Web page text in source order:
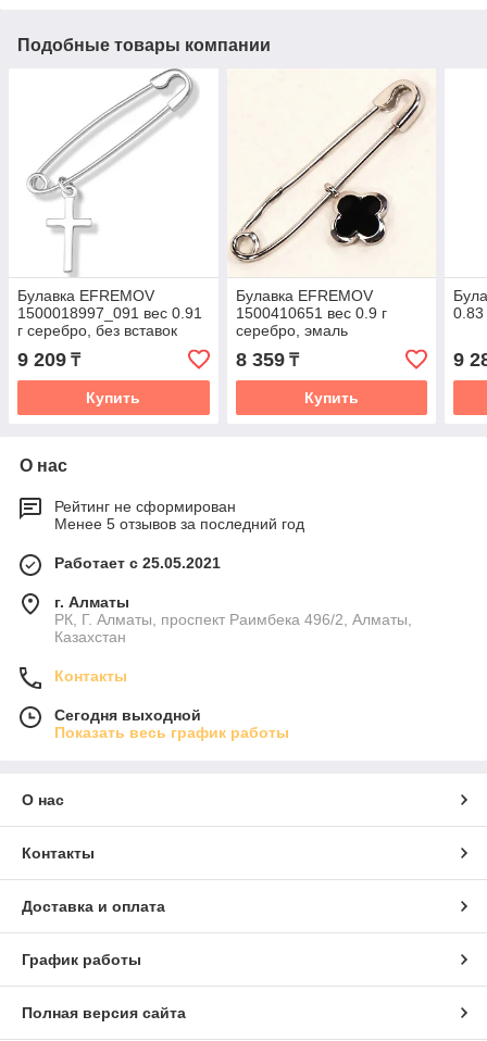
Подобные товары компании
Булавка EFREMOV
1500018997_091 вес 0.91
г серебро, без вставок
9 209 ₸
Купить
Булавка EFREMOV
1500410651 вес 0.9 г
серебро, эмаль
8 359₸
Купить
0.83
9
О нас
Рейтинг не сформирован
Менее 5 отзывов за последний год
Работает с 25.05.2021
г. Алматы
РК, Г. Алматы, проспект Раимбека 496/2, Алматы,
Казахстан
Контакты
Сегодня выходной
Показать весь график работы
О нас
Контакты
Доставка и оплата
График работы
Полная версия сайта